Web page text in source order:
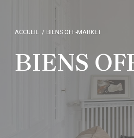
ACCUEIL BIENS OFF-MARKET
BIENS